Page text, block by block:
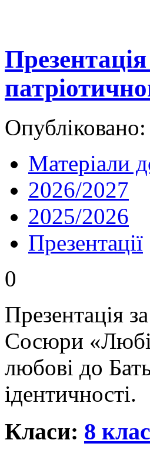
Матеріали
2026/2027
2025/2026
Презентації
0
Презентація
Сосюри
любові до
ідентичності.
Класи: 8 клас